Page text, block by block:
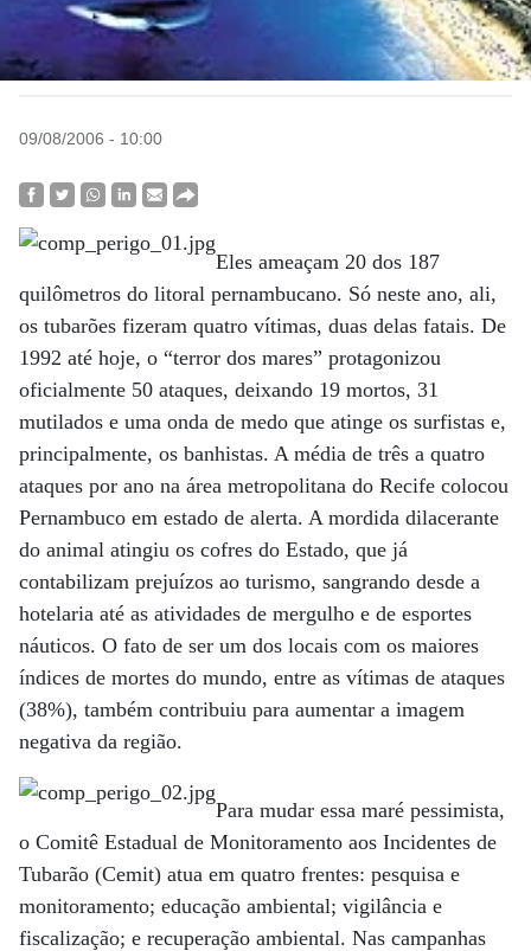
09/08/2006 - 10:00
Eles ameaçam 20 dos 187
quilômetros do litoral pernambucano. Só neste ano, ali,
os tubarões fizeram quatro vítimas, duas delas fatais. De
1992 até hoje, o “terror dos mares” protagonizou
oficialmente 50 ataques, deixando 19 mortos, 31
mutilados e uma onda de medo que atinge os surfistas e,
principalmente, os banhistas. A média de três a quatro
ataques por ano na área metropolitana do Recife colocou
Pernambuco em estado de alerta. A mordida dilacerante
do animal atingiu os cofres do Estado, que já
contabilizam prejuízos ao turismo, sangrando desde a
hotelaria até as atividades de mergulho e de esportes
náuticos. O fato de ser um dos locais com os maiores
índices de mortes do mundo, entre as vítimas de ataques
(38%), também contribuiu para aumentar a imagem
negativa da região.
Para mudar essa maré pessimista,
o Comitê Estadual de Monitoramento aos Incidentes de
Tubarão (Cemit) atua em quatro frentes: pesquisa e
monitoramento; educação ambiental; vigilância e
fiscalização; e recuperação ambiental. Nas campanhas